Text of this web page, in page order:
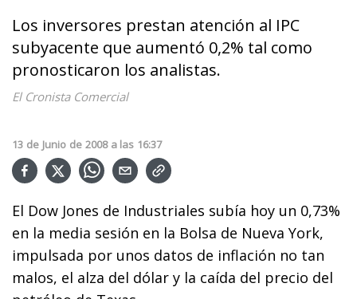
Los inversores prestan atención al IPC
subyacente que aumentó 0,2% tal como
pronosticaron los analistas.
El Cronista Comercial
13 de Junio de 2008 a las 16:37
El Dow Jones de Industriales subía hoy un 0,73%
en la media sesión en la Bolsa de Nueva York,
impulsada por unos datos de inflación no tan
malos, el alza del dólar y la caída del precio del